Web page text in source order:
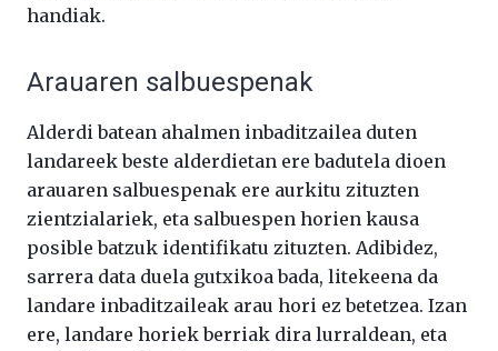
handiak.
Arauaren salbuespenak
Alderdi batean ahalmen inbaditzailea duten
landareek beste alderdietan ere badutela dioen
arauaren salbuespenak ere aurkitu zituzten
zientzialariek, eta salbuespen horien kausa
posible batzuk identifikatu zituzten. Adibidez,
sarrera data duela gutxikoa bada, litekeena da
landare inbaditzaileak arau hori ez betetzea. Izan
ere, landare horiek berriak dira lurraldean, eta